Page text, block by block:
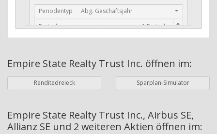
Stabiles Dividenden-Wachstum
Stabiles Dividenden-Wachstum (TTM)
Stabiles Absolutes Dividenden-Wachstum
Dividendenrendite (angekündigt)
Adj. Dividendenrendite (Market Cap)
Periodentyp
Abg. Geschäftsjahr
Perioden
Währung Bilanzierungswährung
Periodentyp
Jahre
Perioden
Empire State Realty Trust Inc. öffnen im:
Renditedreieck Sparplan-Simulator
Empire State Realty Trust Inc., Airbus SE,
Allianz SE und 2 weiteren Aktien öffnen im: